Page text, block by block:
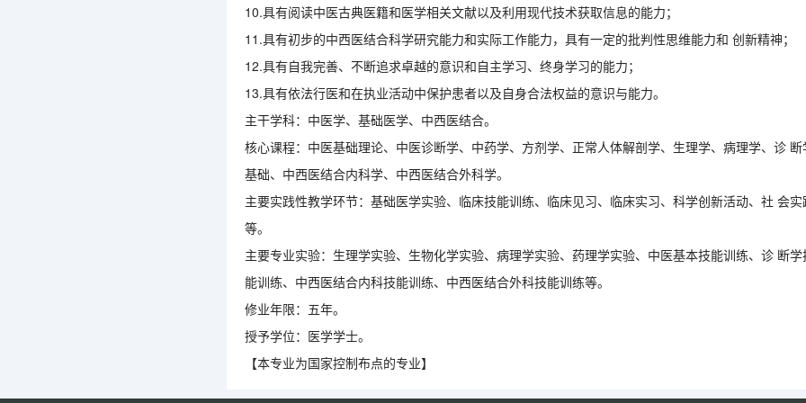
10.具有阅读中医古典医籍和医学相关文献以及利用现代技术获取信息的能力；
11.具有初步的中西医结合科学研究能力和实际工作能力，具有一定的批判性思维能力和 创新精神；
12.具有自我完善、不断追求卓越的意识和自主学习、终身学习的能力；
13.具有依法行医和在执业活动中保护患者以及自身合法权益的意识与能力。
主干学科：中医学、基础医学、中西医结合。
核心课程：中医基础理论、中医诊断学、中药学、方剂学、正常人体解剖学、生理学、病理学、诊 断
基础、中西医结合内科学、中西医结合外科学。
主要实践性教学环节：基础医学实验、临床技能训练、临床见习、临床实习、科学创新活动、社 会实
等。
主要专业实验：生理学实验、生物化学实验、病理学实验、药理学实验、中医基本技能训练、诊 断学
能训练、中西医结合内科技能训练、中西医结合外科技能训练等。
修业年限：五年。
授予学位：医学学士。
【本专业为国家控制布点的专业】